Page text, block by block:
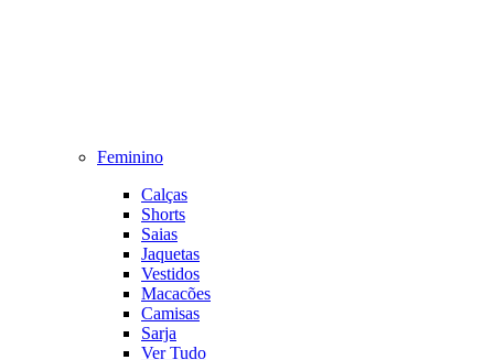
Feminino
Calças
Shorts
Saias
Jaquetas
Vestidos
Macacões
Camisas
Sarja
Ver Tudo